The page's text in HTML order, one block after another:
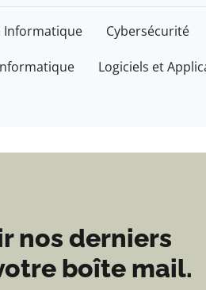
et
Informatique Cybersécurité
Logiciels et
nos derniers
boîte mail.